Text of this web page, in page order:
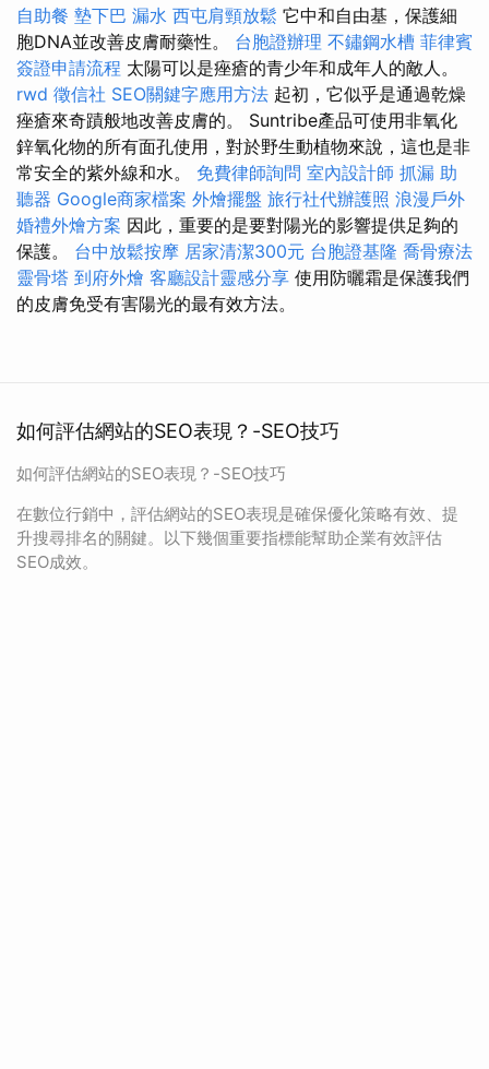
自助餐 墊下巴 漏水 西屯肩頸放鬆 它中和自由基，保護細
胞DNA並改善皮膚耐藥性。 台胞證辦理 不鏽鋼水槽 菲律賓
簽證申請流程 太陽可以是痤瘡的青少年和成年人的敵人。
rwd 徵信社 SEO關鍵字應用方法 起初，它似乎是通過乾燥
痤瘡來奇蹟般地改善皮膚的。 Suntribe產品可使用非氧化
鋅氧化物的所有面孔使用，對於野生動植物來說，這也是非
常安全的紫外線和水。 免費律師詢問 室內設計師 抓漏 助
聽器 Google商家檔案 外燴擺盤 旅行社代辦護照 浪漫戶外
婚禮外燴方案 因此，重要的是要對陽光的影響提供足夠的
保護。 台中放鬆按摩 居家清潔300元 台胞證基隆 喬骨療法
靈骨塔 到府外燴 客廳設計靈感分享 使用防曬霜是保護我們
的皮膚免受有害陽光的最有效方法。
如何評估網站的SEO表現？-SEO技巧
如何評估網站的SEO表現？-SEO技巧
在數位行銷中，評估網站的SEO表現是確保優化策略有效、提
升搜尋排名的關鍵。以下幾個重要指標能幫助企業有效評估
SEO成效。